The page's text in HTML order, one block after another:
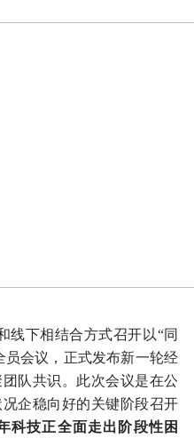
线下相结合方式召开以“同
员会议，正式发布新一轮经
队共识。此次会议是在公
企稳向好的关键阶段召开
科技正全面走出阶段性困